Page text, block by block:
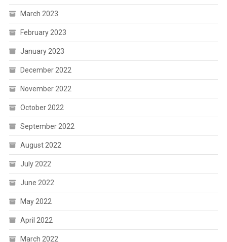
March 2023
February 2023
January 2023
December 2022
November 2022
October 2022
September 2022
August 2022
July 2022
June 2022
May 2022
April 2022
March 2022